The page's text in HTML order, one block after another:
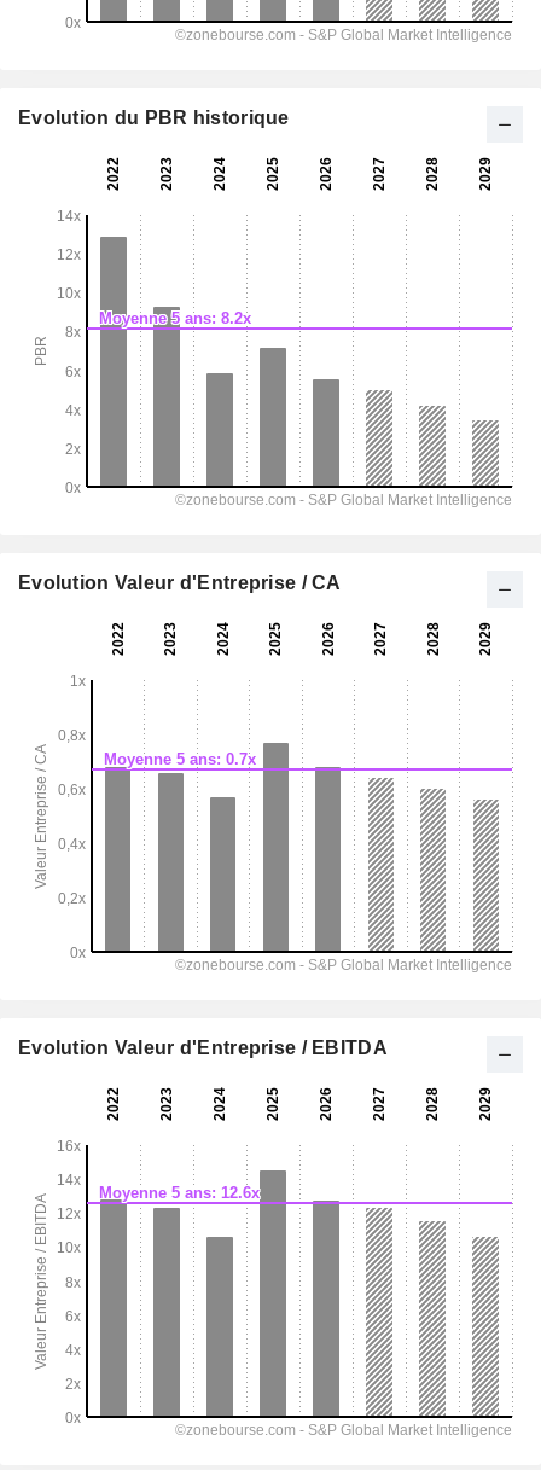
Evolution du PBR historique
Evolution Valeur d'Entreprise / CA
Evolution Valeur d'Entreprise / EBITDA